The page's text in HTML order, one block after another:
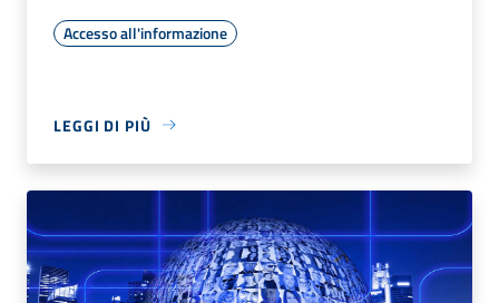
Accesso all'informazione
LEGGI DI PIÙ